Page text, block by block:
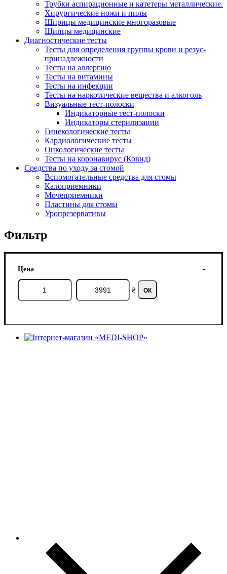
Трубки аспирационные и катетеры металлические.
Хирургические ножи и пилы
Шприцы медицинские многоразовые
Щипцы медицинские
Диагностические тесты
Тесты для определения группы крови и резус-
принадлежности
Тесты на аллергию
Тесты на витамины
Тесты на инфекции
Тесты на наркотические вещества и алкоголь
Визуальные тест-полоски
Индикаторные тест-полоски
Индикаторы стерилизации
Гинекологические тесты
Кардиологические тесты
Онкологические тесты
Тесты на коронавирус (Ковид)
Средства по уходу за стомой
Вспомогательные средства для стомы
Калоприемники
Мочеприемники
Пластины для стомы
Уропрезервативы
Фильтр
Цена
₴ ОК